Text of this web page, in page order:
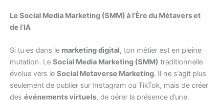
Le Social Media Marketing (SMM) à l’Ère du Métavers et
de l’IA
Si tu es dans le marketing digital, ton métier est en pleine
mutation. Le Social Media Marketing (SMM) traditionnelle
évolue vers le Social Metaverse Marketing. Il ne s’agit plus
seulement de publier sur Instagram ou TikTok, mais de créer
des événements virtuels, de gérer la présence d’une